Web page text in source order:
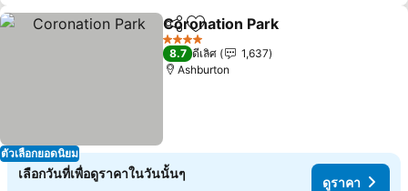
ตัวเลือกยอดนิยม
แชร์ เพิ่มในรายการโปรด
Coronation Park
4 ดาว
8.7 ดีเลิศ
1,637
Ashburton
เลือกวันที่เพื่อดูราคาในวันนั้นๆ
ดูราคา